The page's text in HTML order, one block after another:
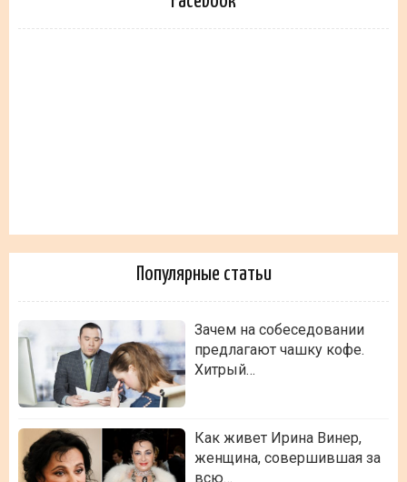
Популярные статьи
Зачем на собеседовании
предлагают чашку кофе.
Хитрый…
Как живет Ирина Винер,
женщина, совершившая за
всю…